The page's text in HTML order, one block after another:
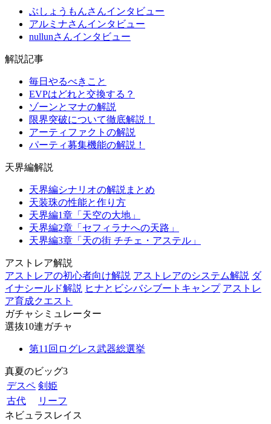
ぶしょうもんさんインタビュー
アルミナさんインタビュー
nullunさんインタビュー
解説記事
毎日やるべきこと
EVPはどれと交換する？
ゾーンとマナの解説
限界突破について徹底解説！
アーティファクトの解説
パーティ募集機能の解説！
天界編解説
天界編シナリオの解説まとめ
天装珠の性能と作り方
天界編1章「天空の大地」
天界編2章「セフィラナへの天路」
天界編3章「天の街 チチェ・アステル」
アストレア解説
アストレアの初心者向け解説 アストレアのシステム解説 ダ
イナシールド解説 ヒナとビシバシブートキャンプ アストレ
ア育成クエスト
ガチャシミュレーター
選抜10連ガチャ
第11回ログレス武器総選挙
真夏のビッグ3
デスペ 剣姫
古代
リーフ
ネビュラスレイス